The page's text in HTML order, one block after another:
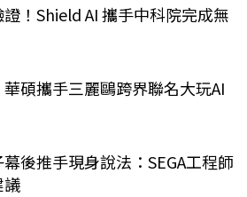
！Shield AI 攜手中科院完成無
碩攜手三麗鷗跨界聯名大玩AI
後推手現身說法：SEGA工程師
議